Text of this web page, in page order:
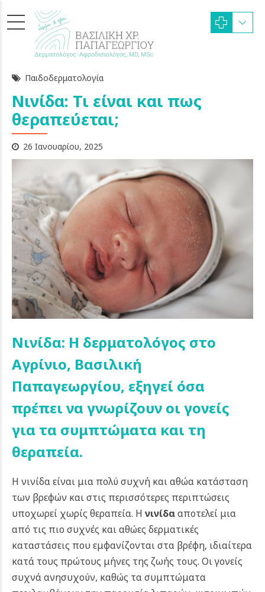
Παιδοδερματολογία
Νινίδα: Τι είναι και πως
θεραπεύεται;
26 Ιανουαρίου, 2025
Νινίδα: Η δερματολόγος στο
Αγρίνιο, Βασιλική
Παπαγεωργίου, εξηγεί όσα
πρέπει να γνωρίζουν οι γονείς
για τα συμπτώματα και τη
θεραπεία.
Η νινίδα είναι μια πολύ συχνή και αθώα κατάσταση
των βρεφών και στις περισσότερες περιπτώσεις
υποχωρεί χωρίς θεραπεία. Η νινίδααποτελεί μια
από τις πιο συχνές και αθώες δερματικές
καταστάσεις που εμφανίζονται στα βρέφη, ιδιαίτερα
κατά τους πρώτους μήνες της ζωής τους. Οι γονείς
συχνά ανησυχούν, καθώς τα συμπτώματα